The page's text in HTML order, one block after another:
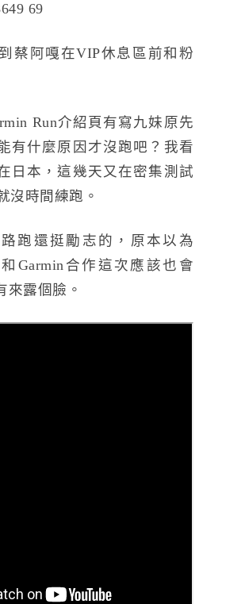
蔡阿嘎在VIP休息區前和粉
Run介紹頁有寫九妹原先
有什麼原因才沒跑吧？我看
日本，這幾天又在密集測試
沒時間練跑。
路跑還挺勵志的，原本以為
和Garmin合作這次應該也會
來露個臉。